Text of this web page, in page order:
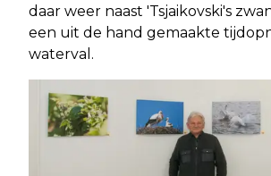
daar weer naast 'Tsjaikovski's
een uit de hand gemaakte
waterval.